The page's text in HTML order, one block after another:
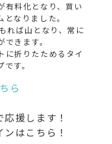
有料化となり、買い
なりました。
れば山となり、常に
きます。
に折りたためるタイ
す。